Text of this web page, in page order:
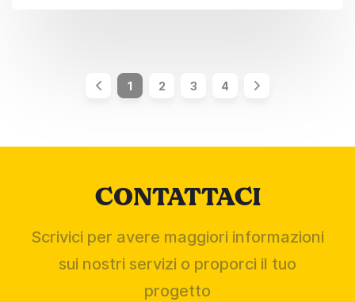
1 2 3 4
CONTATTACI
Scrivici per avere maggiori informazioni
sui nostri servizi o proporci il tuo
progetto